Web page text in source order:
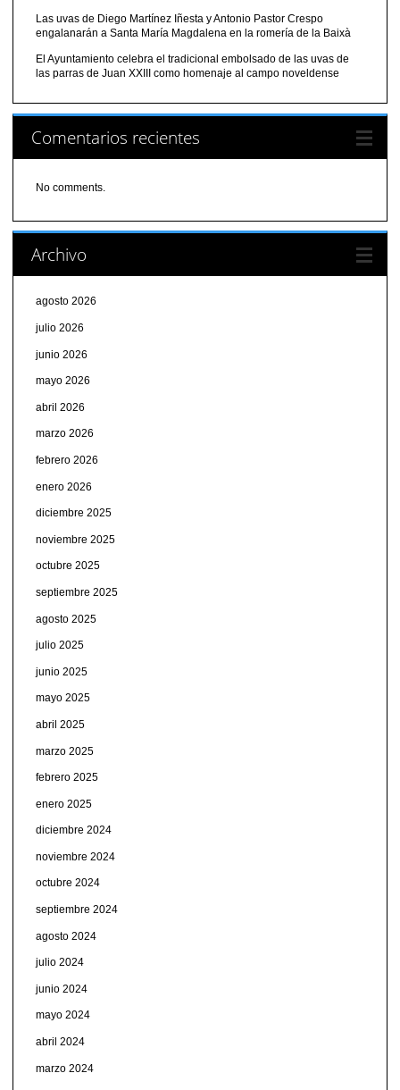
Las uvas de Diego Martínez Iñesta y Antonio Pastor Crespo
engalanarán a Santa María Magdalena en la romería de la Baixà
El Ayuntamiento celebra el tradicional embolsado de las uvas de
las parras de Juan XXIII como homenaje al campo noveldense
Comentarios recientes
No comments.
Archivo
agosto 2026
julio 2026
junio 2026
mayo 2026
abril 2026
marzo 2026
febrero 2026
enero 2026
diciembre 2025
noviembre 2025
octubre 2025
septiembre 2025
agosto 2025
julio 2025
junio 2025
mayo 2025
abril 2025
marzo 2025
febrero 2025
enero 2025
diciembre 2024
noviembre 2024
octubre 2024
septiembre 2024
agosto 2024
julio 2024
junio 2024
mayo 2024
abril 2024
marzo 2024